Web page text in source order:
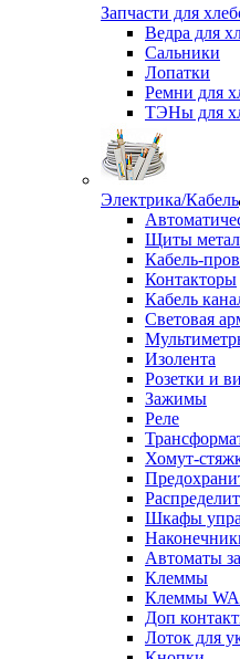
Запчасти для
Ведра для
Сальники
Лопатки
Ремни для
ТЭНы для
Электрика/Кабель
Щиты метал
Кабель-
Контакторы
Кабель
Световая
Изолента
Розетки и
Зажимы
Реле
Хомут-
Шкафы
Автоматы
Клеммы
Клеммы
Доп
Лоток для